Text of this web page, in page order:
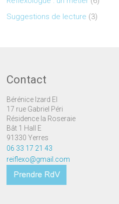
Suggestions de lecture (3)
Contact
Bérénice Izard EI
17 rue Gabriel Péri
Résidence la Roseraie
Bât 1 Hall E
91330 Yerres
06 33 17 21 43
reiflexo@gmail.com